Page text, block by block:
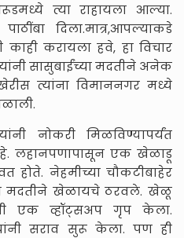
त्या राहायला आल्या.
दिला.मात्र,आपल्याकडे
करायला हवे, हा विचार
सासुबाईंच्या मदतीने अनेक
त्यांना विमाननगर मध्ये
नोकरी मिळविण्यापर्यंत
लहानपणापासून एक खेळाडू
होते. नेहमीच्या चौकटीबाहेर
मदतीने खेळायचे ठरवले. खेळू
एक व्हॉट्सअप गृप केला.
सराव सुरू केला. पण ही